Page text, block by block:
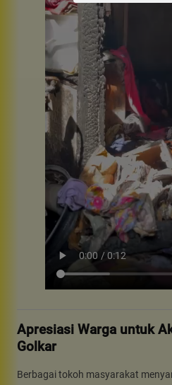
Apresiasi Warga untuk
Golkar
Berbagai tokoh masyarakat